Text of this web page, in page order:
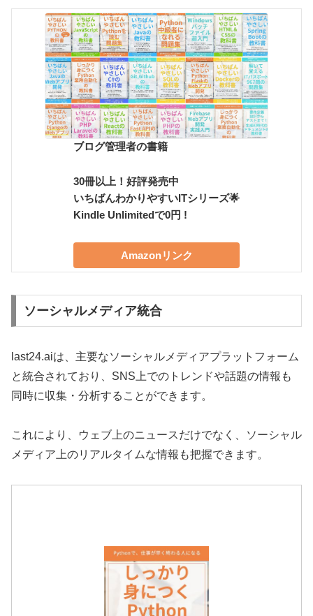
ブログ管理者の書籍
30冊以上！好評発売中
いちばんわかりやすいITシリーズ🌟
Kindle Unlimitedで0円 !
Amazonリンク
ソーシャルメディア統合
last24.aiは、主要なソーシャルメディアプラットフォーム
と統合されており、SNS上でのトレンドや話題の情報も
同時に収集・分析することができます。
これにより、ウェブ上のニュースだけでなく、ソーシャル
メディア上のリアルタイムな情報も把握できます。